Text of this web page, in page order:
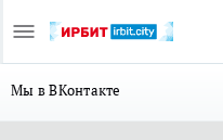
Мы в ВКонтакте